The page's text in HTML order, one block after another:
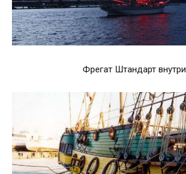
Фрегат Штандарт внутри